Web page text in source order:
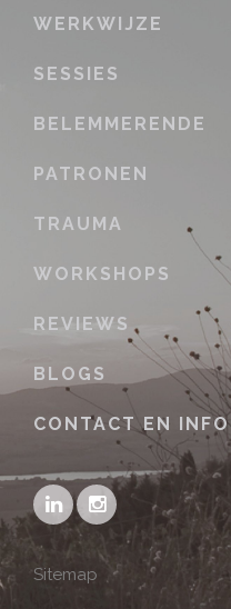
WERKWIJZE
SESSIES
BELEMMERENDE
PATRONEN
TRAUMA
WORKSHOPS
REVIEWS
BLOGS
CONTACT EN INFO
Sitemap